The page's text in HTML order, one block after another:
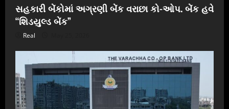
સહકારી બેંકોમાં અગ્રણી બેંક વરાછા કો-ઓપ. બેંક હવે
“શિડયુલ્ડ બેંક”
Real